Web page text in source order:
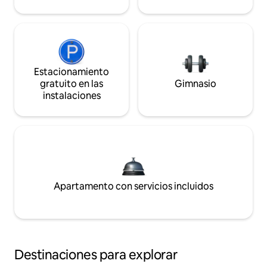
Estacionamiento
gratuito en las
instalaciones
Gimnasio
Apartamento con servicios incluidos
Destinaciones para explorar